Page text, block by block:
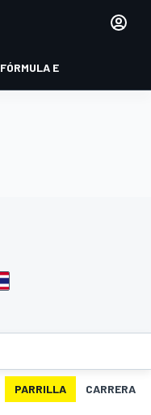
FÓRMULA E
PARRILLA CARRERA